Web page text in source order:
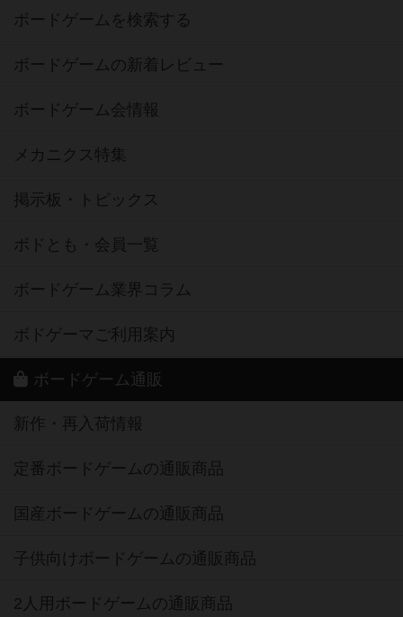
ボードゲームを検索する
ボードゲームの新着レビュー
ボードゲーム会情報
メカニクス特集
掲示板・トピックス
ボドとも・会員一覧
ボードゲーム業界コラム
ボドゲーマご利用案内
ボードゲーム通販
新作・再入荷情報
定番ボードゲームの通販商品
国産ボードゲームの通販商品
子供向けボードゲームの通販商品
2人用ボードゲームの通販商品